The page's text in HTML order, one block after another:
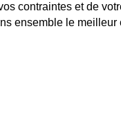
contraintes et de
ensemble le meilleur